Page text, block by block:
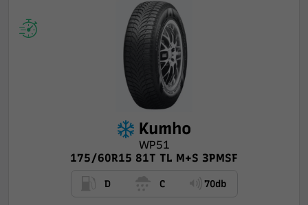
Kumho
WP51
175/60R15 81T TL M+S 3PMSF
D C 70db